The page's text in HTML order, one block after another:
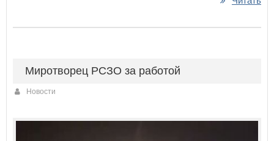
Миротворец РСЗО за работой
Новости